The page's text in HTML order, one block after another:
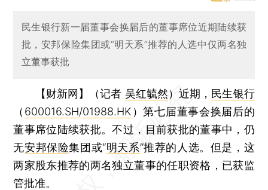
民生银行新一届董事会换届后的董事席位近期陆续获
批，安邦保险集团或“明天系”推荐的人选中仅两名独
立董事获批
【财新网】（记者 吴红毓然）近期， 民生银行
（ 600016.SH/01988.HK ）第七届董事会换届后的
董事席位陆续获批。不过，目前获批的董事中，仍
无安邦保险集团或“明天系”推荐的人选。但是，这
两家股东推荐的两名独立董事的任职资格，已获监
管批准。